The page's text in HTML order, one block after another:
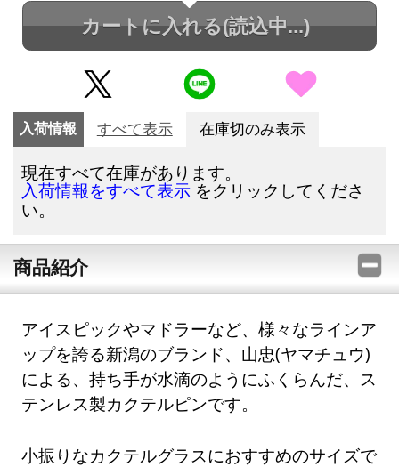
カートに入れる(読込中...)
入荷情報 すべて表示 在庫切のみ表示
現在すべて在庫があります。
入荷情報をすべて表示 をクリックしてくださ
い。
商品紹介
アイスピックやマドラーなど、様々なラインア
ップを誇る新潟のブランド、山忠(ヤマチュウ)
による、持ち手が水滴のようにふくらんだ、ス
テンレス製カクテルピンです。
小振りなカクテルグラスにおすすめのサイズで